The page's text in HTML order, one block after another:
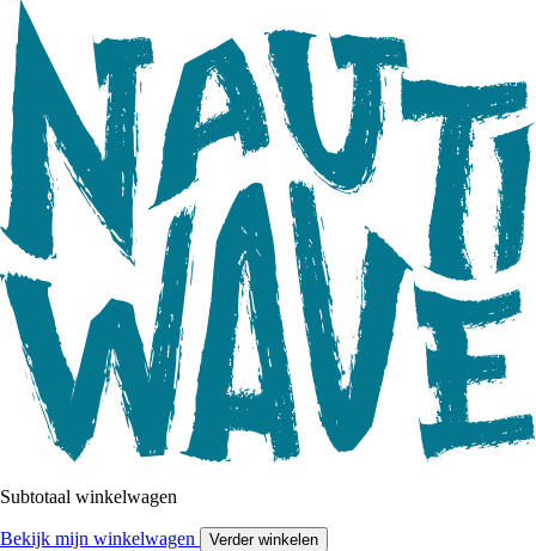
Subtotaal winkelwagen
Bekijk mijn winkelwagen Verder winkelen